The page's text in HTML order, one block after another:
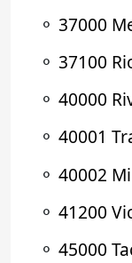
⚬ 37000
⚬ 37100
⚬ 40000
⚬ 40001
⚬ 40002
⚬ 41200
⚬ 45000